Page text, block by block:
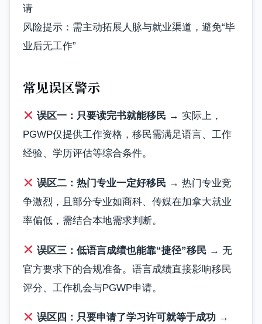
请
风险提示：需主动拓展人脉与就业渠道，避免“毕
业后无工作”
常见误区警示
误区一：只要读完书就能移民 → 实际上，
PGWP仅提供工作资格，移民需满足语言、工作
经验、学历评估等综合条件。
误区二：热门专业一定好移民 → 热门专业竞
争激烈，且部分专业如商科、传媒在加拿大就业
率偏低，需结合本地需求判断。
误区三：低语言成绩也能靠“捷径”移民 → 无
官方要求下的合规准备。语言成绩直接影响移民
评分、工作机会与PGWP申请。
误区四：只要申请了学习许可就等于成功 →